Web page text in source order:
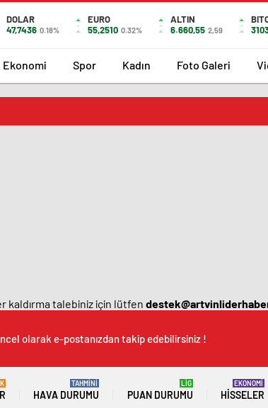
DOLAR
47,7436 0.18%
EURO
55,2510 0.32%
ALTIN
6.660,55 2,59
Ekonomi Spor Kadın Foto Galeri
kaldırma talebiniz için lütfen
olarak e-postanızdan takip edebilirsiniz !
HAVA DURUMU
TAHMİNİ
PUAN DURUMU
LİG
HISSELER
EKONOMİ